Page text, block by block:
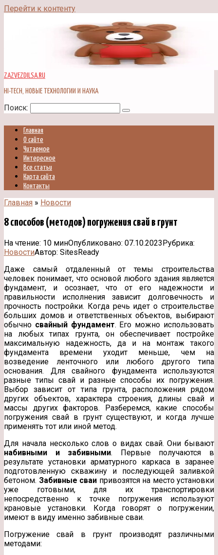
Перейти к контенту
ZAZVEZDILSA.RU
HI-TECH, НОВЫЕ ТЕХНОЛОГИИ И НАУКА
Поиск:
Главная
О сайте
Читаемое
Интересное
Все статьи
Карта сайта
Контакты
Главная » Новости
8 способов (методов) погружения свай в грунт
На чтение: 10 минОпубликовано: 07.10.2023Рубрика:
НовостиАвтор: SitesReady
Даже самый отдаленный от темы строительства
человек понимает, что основой любого здания является
фундамент, и осознает, что от его надежности и
правильности исполнения зависит долговечность и
прочность постройки. Когда речь идет о строительстве
больших домов и ответственных объектов, выбирают
обычно свайный фундамент. Его можно использовать
на любых типах грунта, он обеспечивает постройке
максимальную надежность, да и на монтаж такого
фундамента времени уходит меньше, чем на
возведение ленточного или любого другого типа
основания. Для свайного фундамента используются
разные типы свай и разные способы их погружения.
Выбор зависит от типа грунта, расположения рядом
других объектов, характера строения, длины свай и
массы других факторов. Разберемся, какие способы
погружения свай в грунт существуют, и когда лучше
применять тот или иной метод.
Для начала несколько слов о видах свай. Они бывают
набивными и забивными. Первые получаются в
результате установки арматурного каркаса в заранее
подготовленную скважину и последующей заливкой
бетоном. Забивные сваи привозятся на место установки
уже готовыми, для их транспортировки
непосредственно к точке погружения используют
крановые установки. Когда говорят о погружении,
имеют в виду именно забивные сваи.
Погружение свай в грунт производят различными
методами: